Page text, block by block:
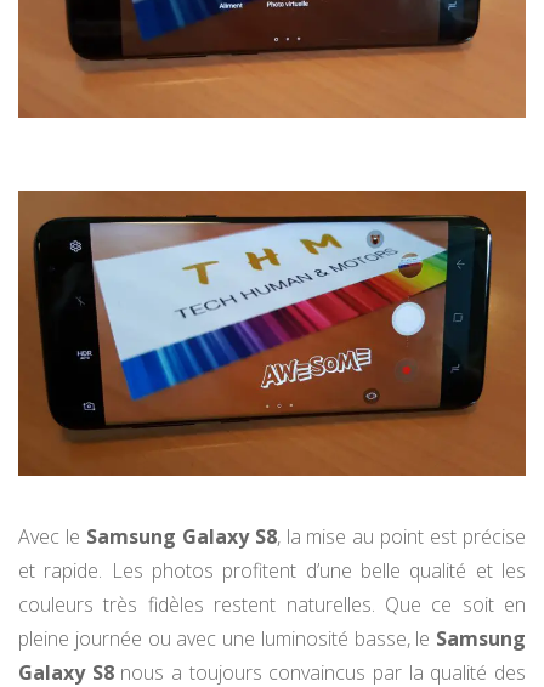
Avec le Samsung Galaxy S8, la mise au point est précise
et rapide. Les photos profitent d’une belle qualité et les
couleurs très fidèles restent naturelles. Que ce soit en
pleine journée ou avec une luminosité basse, le Samsung
Galaxy S8nous a toujours convaincus par la qualité des